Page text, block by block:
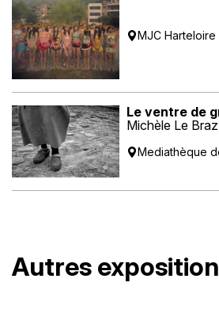
MJC Harteloire
Le ventre de
Michèle Le Braz
Mediathèque
Autres